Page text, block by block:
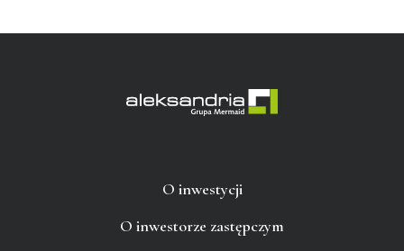
O inwestycji
O inwestorze zastępczym